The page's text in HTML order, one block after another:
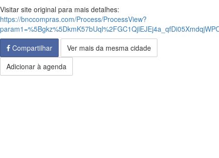
Visitar site original para mais detalhes:
https://bnccompras.com/Process/ProcessView?
Compartilhar
Ver mais da mesma cidade
Adicionar à agenda